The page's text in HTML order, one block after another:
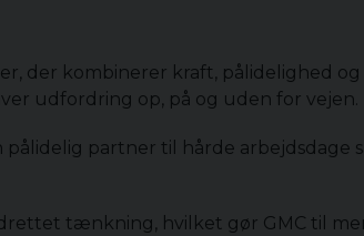
der kombinerer kraft, pålidelighed og
udfordring op, på og uden for vejen.
partner til hårde arbejdsdage
tænkning, hvilket gør GMC til